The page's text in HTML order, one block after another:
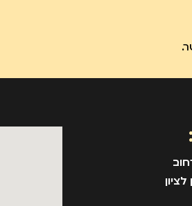
קומה 18 רחוב